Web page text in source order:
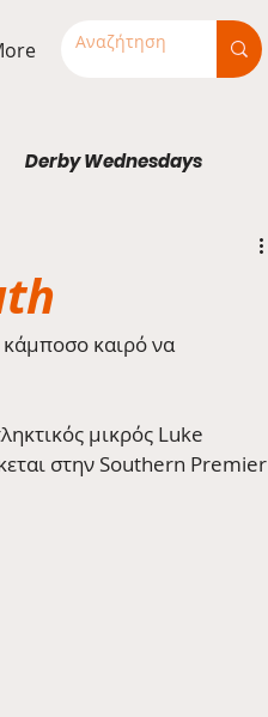
Derby Wednesdays
κάμποσο καιρό να
μικρός Luke
στην Southern Premier